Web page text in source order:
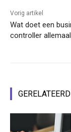
Vorig artikel
Wat doet een
controller
GERELATEERD